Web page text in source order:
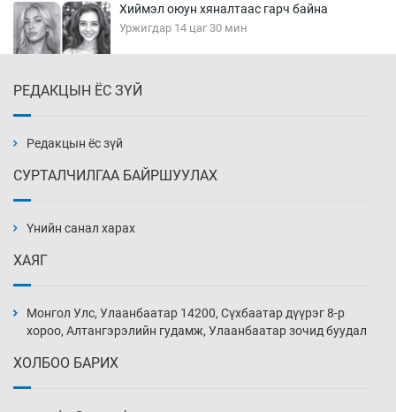
Хиймэл оюун хяналтаас гарч байна
Уржигдар 14 цаг 30 мин
Уржигдар 14 цаг 00 мин
нэмэгджээ
Уржигдар 13 цаг 30 мин
РЕДАКЦЫН ЁС ЗҮЙ
Редакцын ёс зүй
СУРТАЛЧИЛГАА БАЙРШУУЛАХ
Үнийн санал харах
ХАЯГ
Монгол Улс, Улаанбаатар 14200, Сүхбаатар дүүрэг 8-р
хороо, Алтангэрэлийн гудамж, Улаанбаатар зочид буудал
ХОЛБОО БАРИХ